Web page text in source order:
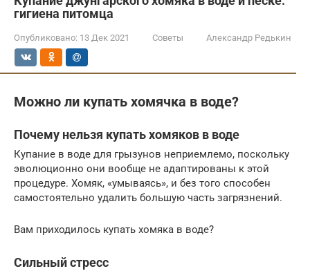
гигиена питомца
Опубликовано: 13 Дек 2021 Советы Александр Редькин
Можно ли купать хомячка в воде?
Почему нельзя купать хомяков в воде
Купание в воде для грызунов неприемлемо, поскольку
эволюционно они вообще не адаптированы к этой
процедуре. Хомяк, «умываясь», и без того способен
самостоятельно удалить большую часть загрязнений.
Вам приходилось купать хомяка в воде?
Сильный стресс